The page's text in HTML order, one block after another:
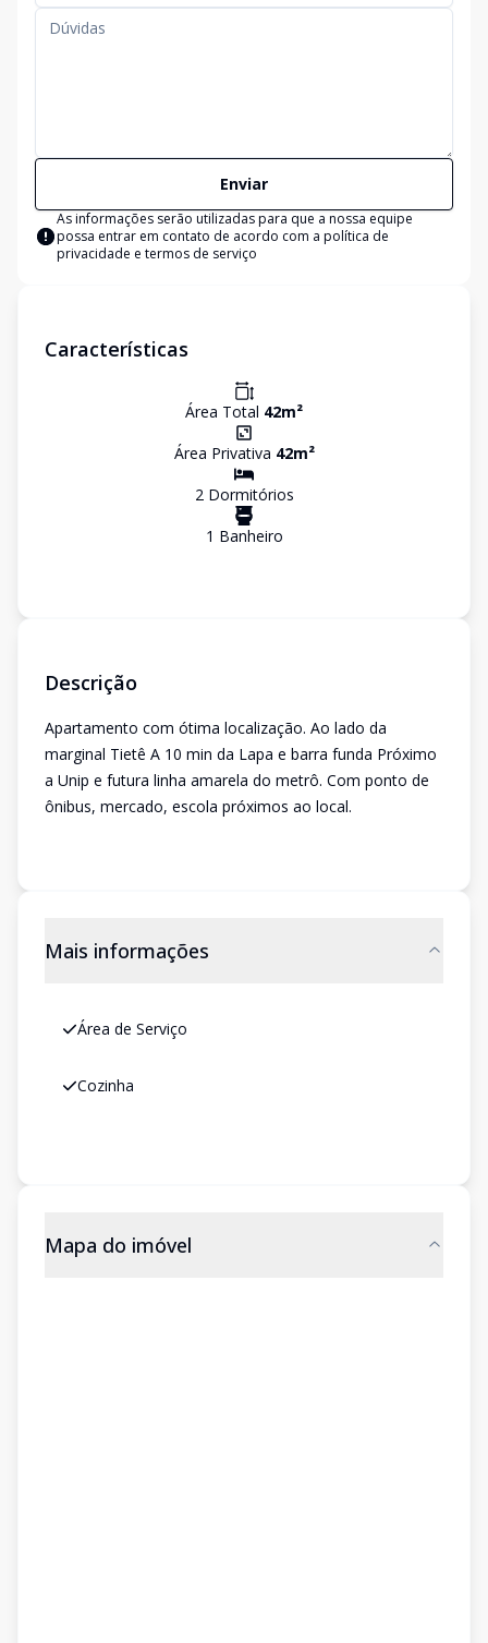
Enviar
As informações serão utilizadas para que a nossa equipe
possa entrar em contato de acordo com a política de
privacidade e termos de serviço
Características
Área Total 42m²
Área Privativa 42m²
2Dormitórios
1 Banheiro
Descrição
Apartamento com ótima localização. Ao lado da
marginal Tietê A 10 min da Lapa e barra funda Próximo
a Unip e futura linha amarela do metrô. Com ponto de
ônibus, mercado, escola próximos ao local.
Mais informações
Área de Serviço
Cozinha
Mapa do imóvel